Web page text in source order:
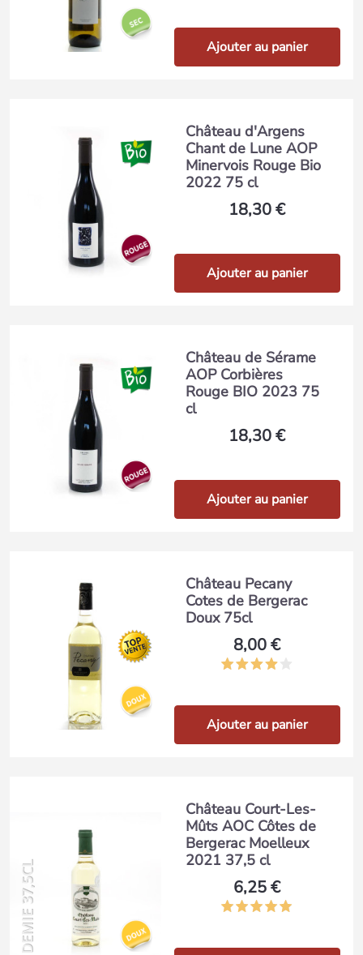
Ajouter au panier
Château d'Argens
Chant de Lune AOP
Minervois Rouge Bio
2022 75 cl
18,30 €
Ajouter au panier
Château de Sérame
AOP Corbières
Rouge BIO 2023 75
cl
18,30 €
Ajouter au panier
Château Pecany
Cotes de Bergerac
Doux 75cl
8,00 €
Ajouter au panier
DEMIE 37,5CL
Château Court-Les-
Mûts AOC Côtes de
Bergerac Moelleux
2021 37,5 cl
6,25 €